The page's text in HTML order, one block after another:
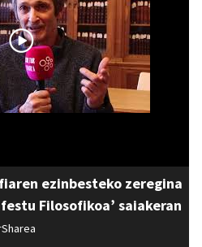
ezinbesteko zeregina
Filosofikoa’ saiakeran